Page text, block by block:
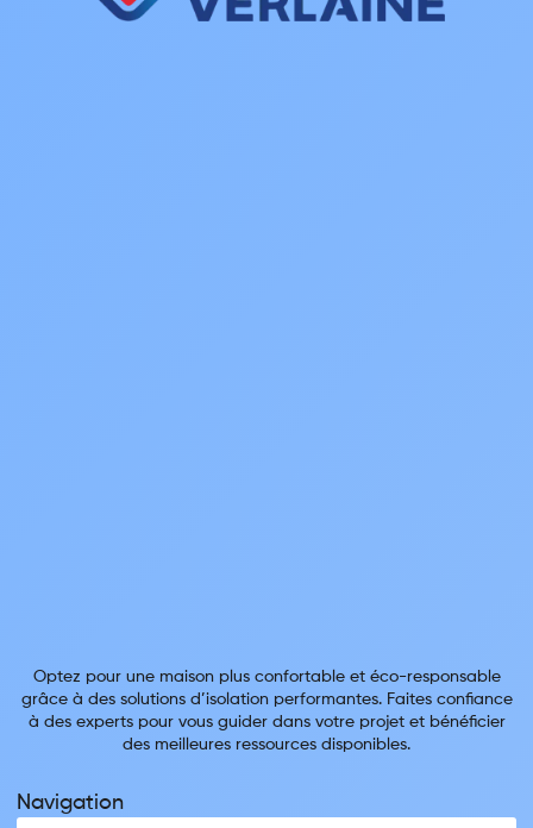
Optez pour une maison plus confortable et éco-responsable
grâce à des solutions d’isolation performantes. Faites confiance
à des experts pour vous guider dans votre projet et bénéficier
des meilleures ressources disponibles.
Navigation